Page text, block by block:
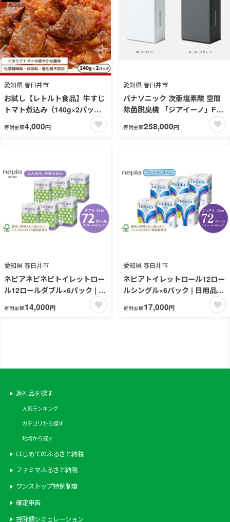
愛知県 春日井市
お試し【レトルト食品】牛すじ
トマト煮込み（140g×2パッ
ク） | 惣菜 おかず お惣菜 おそ
うざい 冷凍食品 冷凍おかず 電
寄附金額4,000円
愛知県 春日井市
パナソニック 次亜塩素酸 空間
除菌脱臭機 「ジアイーノ」F-
ML4000B | 18畳 電化製品 生活
家電 集じん 家電 空気清浄機 空
ト Panasonic ジアイーノ パナ
ソニックジアイーノ空間除菌
ジアイーノ空気清浄 ジアイー
ノ空間除菌 愛知県 春日井市
寄附金額258,000円
愛知県 春日井市
ネピアネピネピトイレットロー
ル12ロールダブル×6パック | 日
用品 消耗品 必需品 大容量 ティ
ッシュ トイレットペーパー ト
寄附金額14,000円
愛知県 春日井市
ネピアトイレットロール12ロー
ルシングル×6パック | 日用品
消耗品 必需品 大容量 ティッシ
ュ トイレットペーパー シング
寄附金額17,000円
返礼品を探す
人気ランキング
カテゴリから探す
地域から探す
はじめてのふるさと納税
ファミマふるさと納税
ワンストップ特例制度
確定申告
控除額シミュレーション